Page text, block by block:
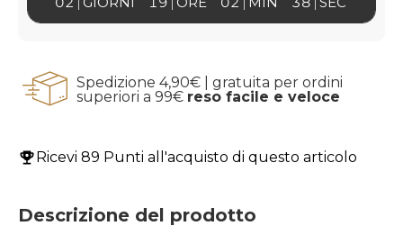
Spedizione 4,90€ | gratuita per ordini
superiori a 99€ reso facile e veloce
Ricevi 89 Punti all'acquisto di questo articolo
Descrizione del prodotto